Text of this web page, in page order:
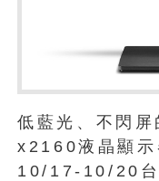
低藍光、不閃
x2160液晶顯
10/17-10/20台